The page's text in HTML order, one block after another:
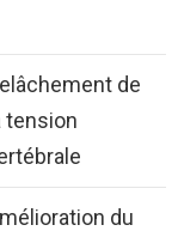
de
tension
du